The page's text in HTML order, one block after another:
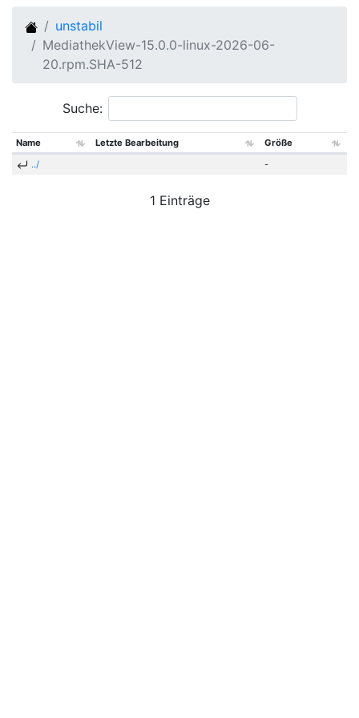
unstabil
MediathekView-15.0.0-linux-2026-06-
20.rpm.SHA-512
Suche:
Name Letzte Bearbeitung
Größe
../
-
1 Einträge